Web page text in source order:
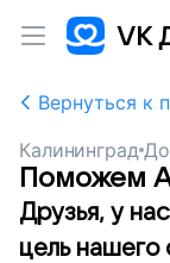
Вернуться к
Калининград До
Поможем
Друзья, у
цель